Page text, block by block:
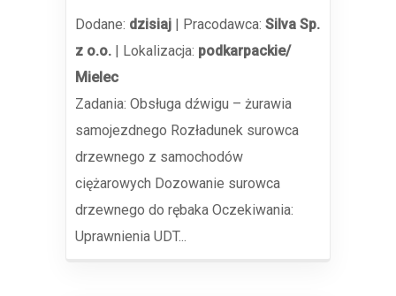
Dodane: dzisiaj | Pracodawca: Silva Sp.
z o.o. | Lokalizacja: podkarpackie/
Mielec
Zadania: Obsługa dźwigu – żurawia
samojezdnego Rozładunek surowca
drzewnego z samochodów
ciężarowych Dozowanie surowca
drzewnego do rębaka Oczekiwania:
Uprawnienia UDT...